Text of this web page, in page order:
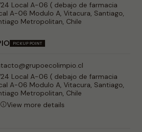
Local A-06 ( debajo de farmacia
A-06 Modulo A, Vitacura, Santiago,
Metropolitan, Chile
PICKUP POINT
Local A-06 ( debajo de farmacia
A-06 Modulo A, Vitacura, Santiago,
Metropolitan, Chile
View more details